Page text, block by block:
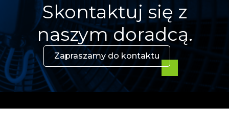
Skontaktuj się z
naszym doradcą.
Zapraszamy do kontaktu